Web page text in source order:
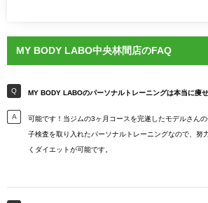
MY BODY LABO中央林間店のFAQ
MY BODY LABOのパーソナルトレーニングは本当に痩
可能です！当ジムの3ヶ月コースを完遂したモデルさん
子検査を取り入れたパーソナルトレーニングなので、努
くダイエットが可能です。